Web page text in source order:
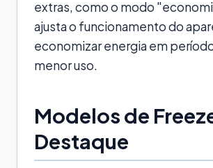
extras, como o modo
ajusta o funcionamento do
economizar energia em
menor uso.
Modelos de
Destaque